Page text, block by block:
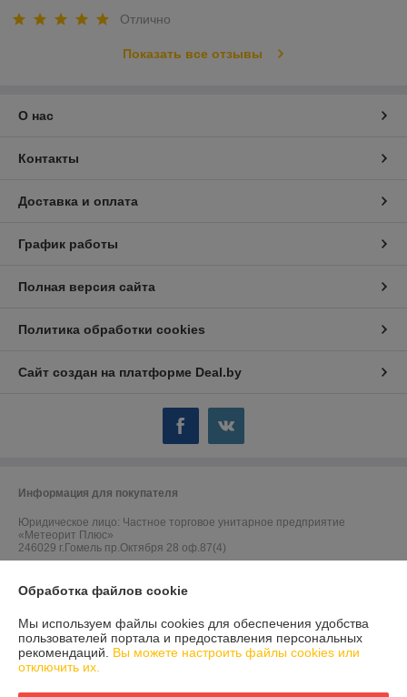
Отлично
Показать все отзывы
О нас
Контакты
Доставка и оплата
График работы
Полная версия сайта
Политика обработки cookies
Сайт создан на платформе Deal.by
Информация для покупателя
Юридическое лицо: Частное торговое унитарное предприятие
«Метеорит Плюс»
246029 г.Гомель пр.Октября 28 оф.87(4)
Регистрационный орган: Гомельский областной исполнительный
комитет
Обработка файлов cookie
Мы используем файлы cookies для обеспечения удобства
пользователей портала и предоставления персональных
рекомендаций. Вы можете настроить файлы cookies или
отключить их.